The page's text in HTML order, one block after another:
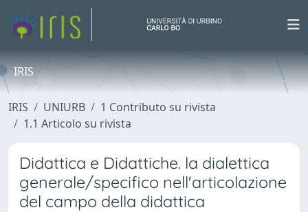
IRIS
IRIS UNIURB
1 Contributo su rivista
1.1 Articolo su rivista
Didattica e Didattiche. la dialettica
generale/specifico nell'articolazione
del campo della didattica